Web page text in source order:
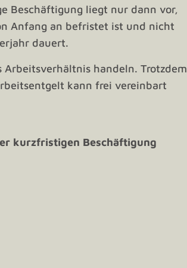
Beschäftigung liegt nur dann vor,
Anfang an befristet ist und nicht
dauert.
handeln. Trotzdem
kann frei vereinbart
kurzfristigen Beschäftigung